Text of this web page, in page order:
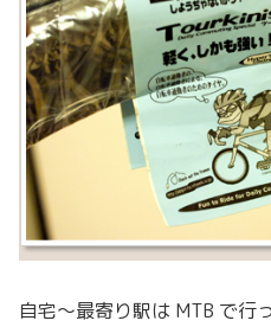
自宅〜最寄り駅は MTB で行